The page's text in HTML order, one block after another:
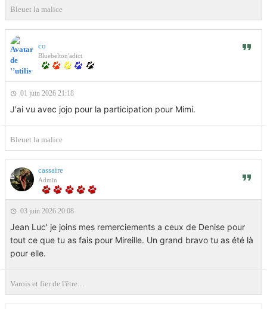
Bleuet la malice
co
Bluebelton'adict
01 juin 2026 21:18
J'ai vu avec jojo pour la participation pour Mimi.
Bleuet la malice
cassaire
Admin
03 juin 2026 20:08
Jean Luc' je joins mes remerciements a ceux de Denise pour
tout ce que tu as fais pour Mireille. Un grand bravo tu as été là
pour elle.
Varois et fier de l'être....